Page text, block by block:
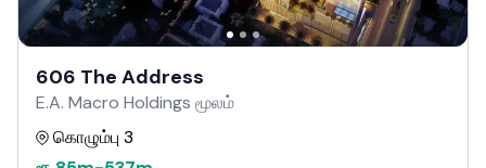
606 The Address
E.A. Macro Holdings மூலம்
கொழும்பு 3